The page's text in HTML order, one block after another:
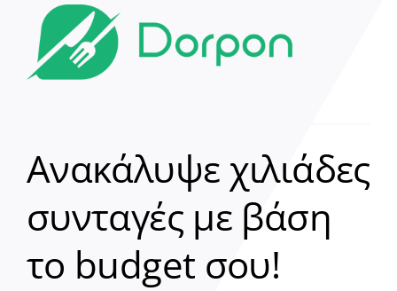
Ανακάλυψε χιλιάδες
συνταγές με βάση
το budget σου!